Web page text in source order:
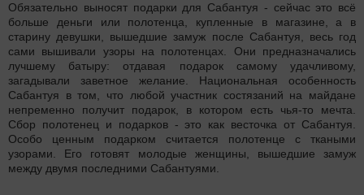
Обязательно выносят подарки для Сабантуя - сейчас это всё
больше деньги или полотенца, купленные в магазине, а в
старину девушки, вышедшие замуж после Сабантуя, весь год
сами вышивали узоры на полотенцах. Они предназначались
лучшему батыру: отдавая подарок самому удачливому,
загадывали заветное желание. Национальная особенность
Сабантуя в том, что любой участник состязаний на майдане
непременно получит подарок, в котором есть чья-то мечта.
Сбор полотенец и подарков - это как весточка от Сабантуя.
Особо ценным подарком считается полотенце с ткаными
узорами. Его готовят молодые женщины, вышедшие замуж
между двумя последними Сабантуями.